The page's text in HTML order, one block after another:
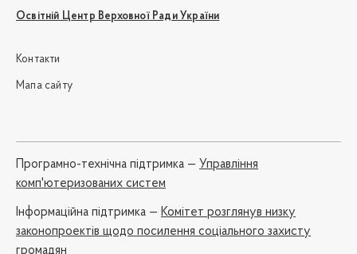
Освітній Центр Верховної Ради України
Контакти
Мапа сайту
Програмно-технічна підтримка — Управління
комп'ютеризованих систем
Iнформаційна підтримка — Комітет розглянув низку
законопроектів щодо посилення соціального захисту
громадян